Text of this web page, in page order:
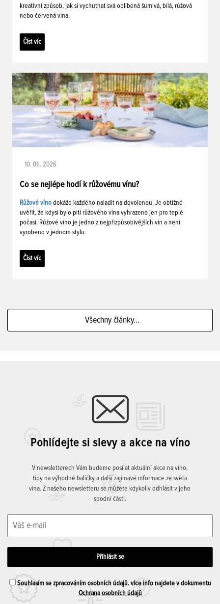
kreativní způsob, jak si vychutnat svá oblíbená šumivá, bílá, růžová
nebo červená vína.
Číst víc
10. 06. 2026
Co se nejlépe hodí k růžovému vínu?
Růžové víno dokáže každého naladit na dovolenou. Je obtížné
uvěřit, že kdysi bylo pití růžového vína vyhrazeno jen pro teplé
počasí. Růžové víno je jedno z nejpřizpůsobivějších vín a není
vyrobeno v jednom stylu.
Číst víc
Všechny články...
Pohlídejte si slevy a akce na víno
V newsletterech Vám budeme posílat aktuální akce na víno,
tipy na výhodné balíčky a další zajímavé informace ze světa
vína. Z našeho newsletteru se můžete kdykoliv odhlásit v jeho
spodní části.
Souhlasím se zpracováním osobních údajů. více info najdete v dokumentu
Ochrana osobních údajů